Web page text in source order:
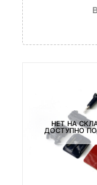
НЕТ НА
ДОСТУПНО